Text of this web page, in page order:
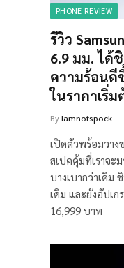
PHONE REVIEW
รีวิว
6.9 มม. ได้
ความร้อนดี
ในราคาเริ่
ByIamnotspock
เปิดตัวพร้อมวาง
สเปคคุ้มที่เราจะ
บางเบากว่าเดิม
เดิม และยังอัปเก
16,999 บาท